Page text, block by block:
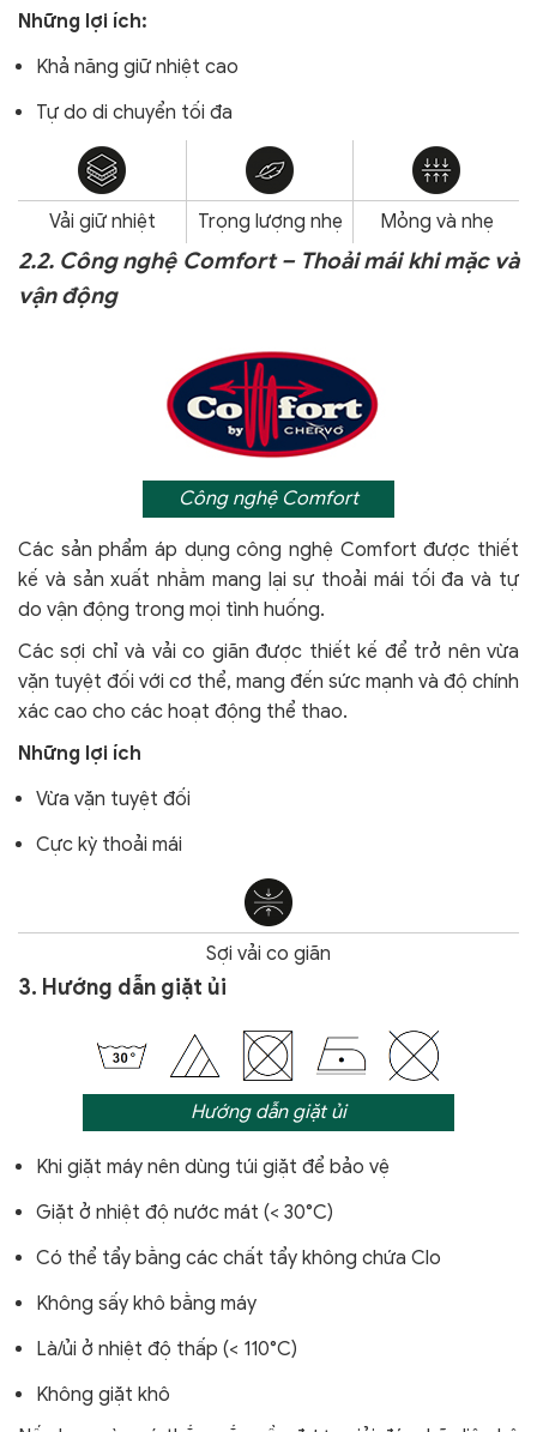
Những lợi ích:
Khả năng giữ nhiệt cao
Tự do di chuyển tối đa
Vải giữ nhiệt Trọng lượng nhẹ Mỏng và nhẹ
2.2. Công nghệ Comfort – Thoải mái khi mặc và
vận động
Công nghệ Comfort
Các sản phẩm áp dụng công nghệ Comfortđược thiết
kế và sản xuất nhằm mang lại sự thoải mái tối đa và tự
do vận động trong mọi tình huống.
Các sợi chỉ và vải co giãn được thiết kế để trở nên vừa
vặn tuyệt đối với cơ thể, mang đến sức mạnh và độ chính
xác cao cho các hoạt động thể thao.
Những lợi ích
Vừa vặn tuyệt đối
Cực kỳ thoải mái
Sợi vải co giãn
3. Hướng dẫn giặt ủi
Hướng dẫn giặt ủi
Khi giặt máy nên dùng túi giặt để bảo vệ
Giặt ở nhiệt độ nước mát (< 30°C)
Có thể tẩy bằng các chất tẩy không chứa Clo
Không sấy khô bằng máy
Là/ủi ở nhiệt độ thấp (< 110°C)
Không giặt khô